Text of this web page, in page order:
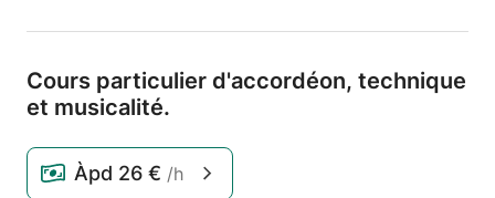
Cours particulier d'accordéon, technique
et musicalité.
Àpd 26 € /h